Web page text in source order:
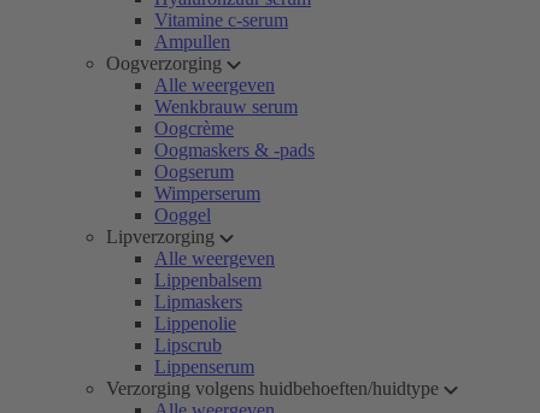
Vitamine c-serum
Ampullen
Oogverzorging
Alle weergeven
Wenkbrauw serum
Oogcrème
Oogmaskers & -pads
Oogserum
Wimperserum
Ooggel
Lipverzorging
Alle weergeven
Lippenbalsem
Lipmaskers
Lippenolie
Lipscrub
Lippenserum
Verzorging volgens huidbehoeften/huidtype